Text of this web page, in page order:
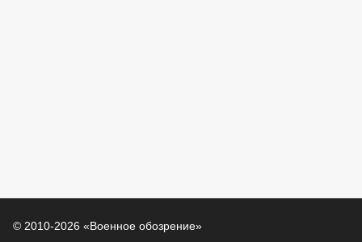
© 2010-2026 «Военное обозрение»